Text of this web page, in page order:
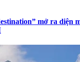
mở ra diện